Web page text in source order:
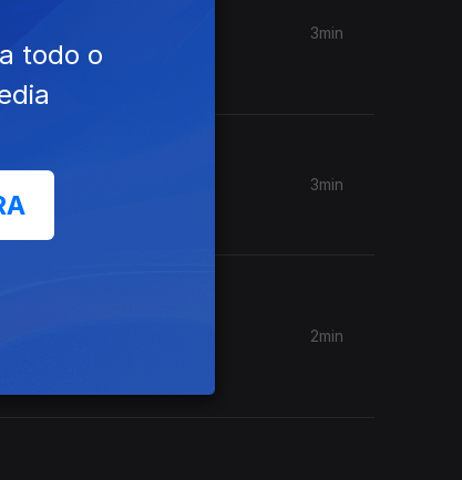
3min
3min
a
2min
todo o